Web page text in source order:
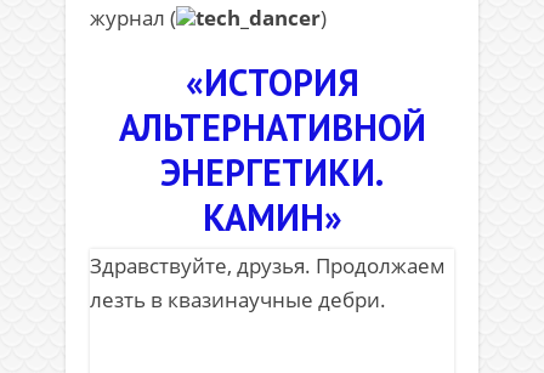
журнал (
tech_dancer)
«ИСТОРИЯ
АЛЬТЕРНАТИВНОЙ
ЭНЕРГЕТИКИ.
КАМИН»
Здравствуйте, друзья. Продолжаем
лезть в квазинаучные дебри.